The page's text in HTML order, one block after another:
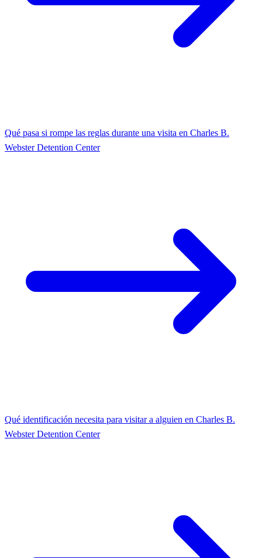
Qué pasa si rompe las reglas durante una visita en Charles B.
Webster Detention Center
Qué identificación necesita para visitar a alguien en Charles B.
Webster Detention Center